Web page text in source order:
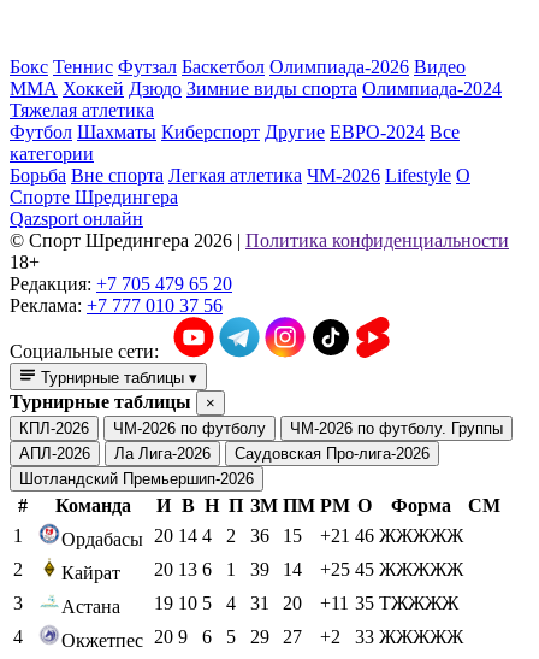
Бокс Теннис Футзал Баскетбол Олимпиада-2026 Видео
ММА Хоккей Дзюдо Зимние виды спорта Олимпиада-2024
Тяжелая атлетика
Футбол Шахматы Киберспорт Другие ЕВРО-2024 Все
категории
Борьба Вне спорта Легкая атлетика ЧМ-2026 Lifestyle О
Спорте Шредингера
Qazsport онлайн
© Cпорт Шредингера 2026 | Политика конфиденциальности
18+
Редакция: +7 705 479 65 20
Реклама: +7 777 010 37 56
Социальные сети:
Турнирные таблицы ▾
Турнирные таблицы
×
КПЛ-2026
ЧМ-2026 по футболу
ЧМ-2026 по футболу. Группы
АПЛ-2026
Ла Лига-2026
Саудовская Про-лига-2026
Шотландский Премьершип-2026
# Команда И В Н П ЗМ ПМ РМ О Форма
СМ
1
Ордабасы 20 14 4 2 36 15 +21 46 ЖЖЖЖЖ
2
Кайрат 20 13 6 1 39 14 +25 45 ЖЖЖЖЖ
3
Астана 19 10 5 4 31 20 +11 35 ТЖЖЖЖ
4
Окжетпес 20 9 6 5 29 27 +2 33 ЖЖЖЖЖ